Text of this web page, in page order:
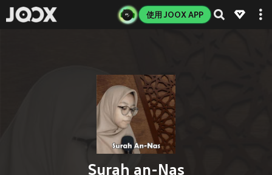
使用 JOOX APP
Surah an-Nas